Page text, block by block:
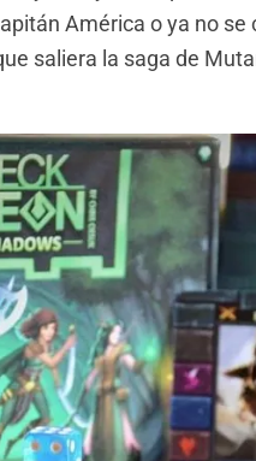
América o ya no
saliera la saga de